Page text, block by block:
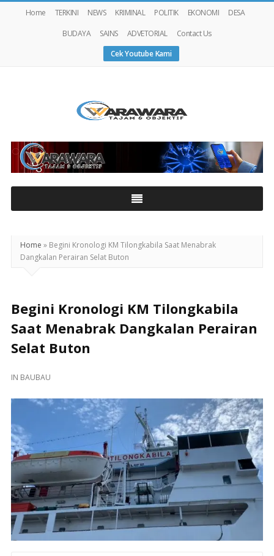
Home TERKINI NEWS KRIMINAL POLITIK EKONOMI
DESA
BUDAYA
SAINS ADVETORIAL
Contact Us
Cek Youtube Kami
Home » Begini Kronologi KM Tilongkabila Saat Menabrak
Dangkalan Perairan Selat Buton
Begini Kronologi KM Tilongkabila
Saat Menabrak Dangkalan Perairan
Selat Buton
IN BAUBAU